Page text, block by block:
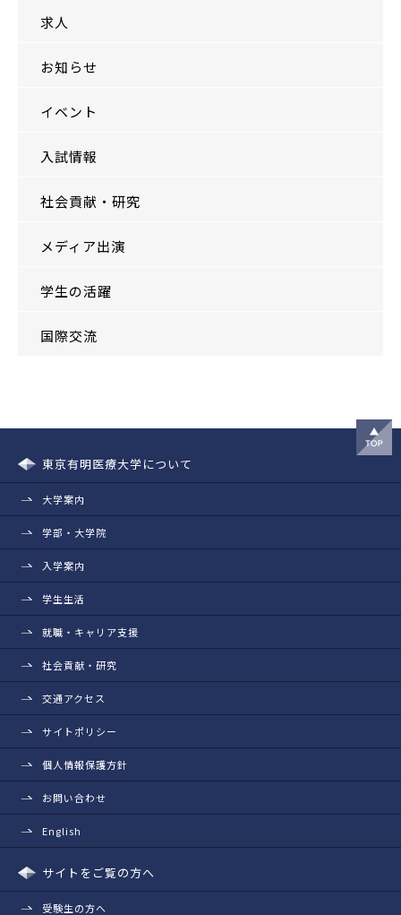
求人
お知らせ
イベント
入試情報
社会貢献・研究
メディア出演
学生の活躍
国際交流
東京有明医療大学について
大学案内
学部・大学院
入学案内
学生生活
就職・キャリア支援
社会貢献・研究
交通アクセス
サイトポリシー
個人情報保護方針
お問い合わせ
English
サイトをご覧の方へ
受験生の方へ